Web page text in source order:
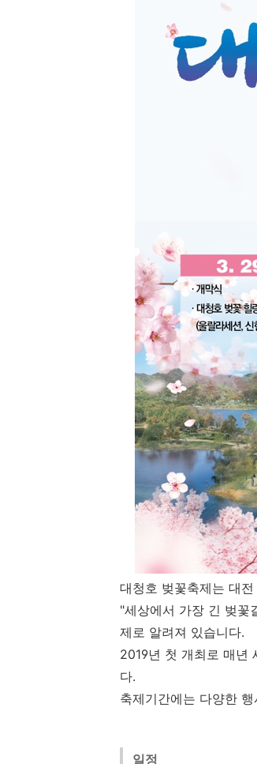
대청호 벚꽃축제는 대
"세상에서 가장 긴 벚꽃
제로 알려져 있습니다.
2019년 첫 개최로 매년
다.
축제기간에는 다양한
일정